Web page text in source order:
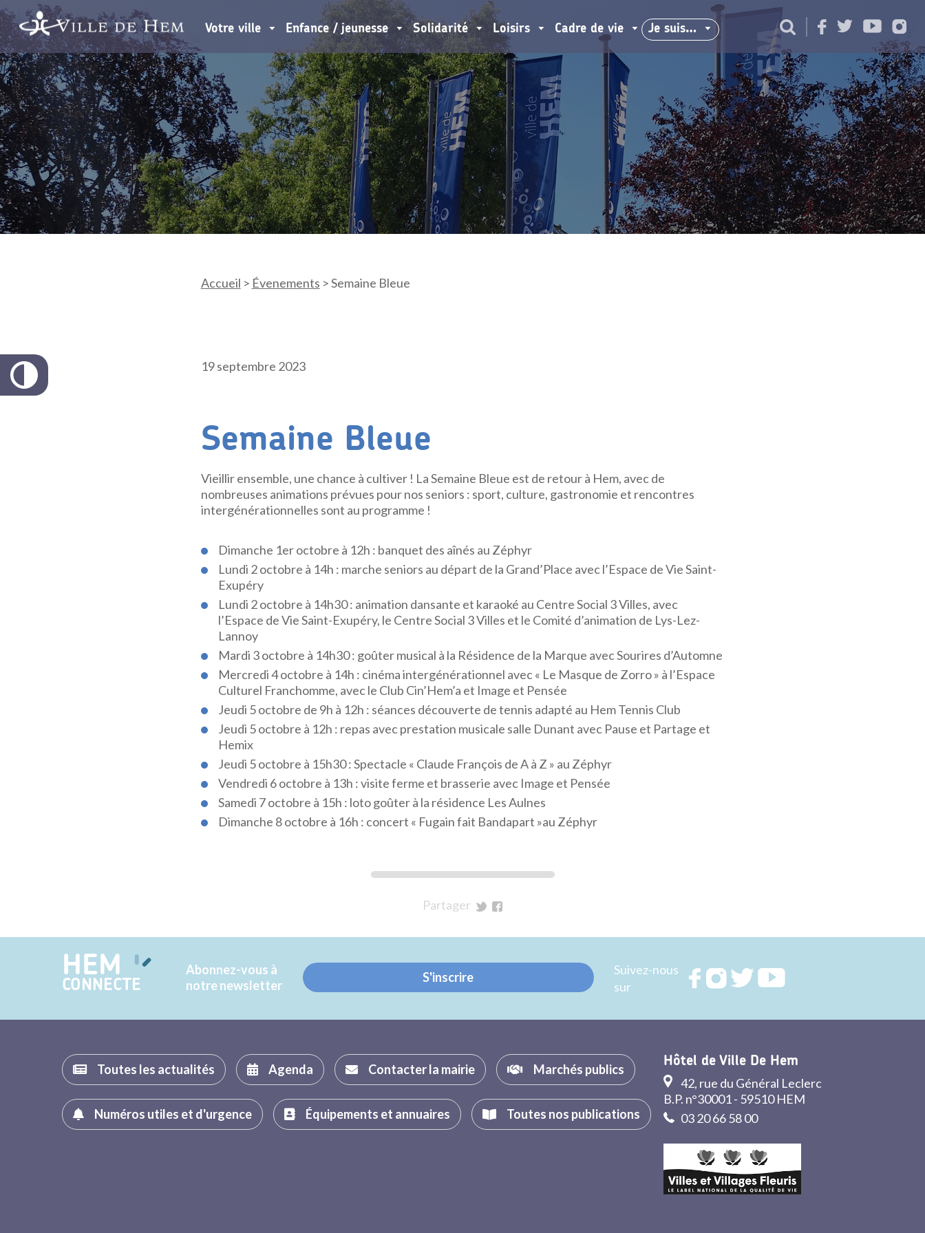
Votre ville Enfance / jeunesse Solidarité Loisirs Cadre de vie Je suis…
Accueil > Évenements >Semaine Bleue
19 septembre 2023
Semaine Bleue
Vieillir ensemble, une chance à cultiver ! La Semaine Bleue est de retour à Hem, avec de
nombreuses animations prévues pour nos seniors : sport, culture, gastronomie et rencontres
intergénérationnelles sont au programme !
Dimanche 1er octobre à 12h : banquet des aînés au Zéphyr
Lundi 2 octobre à 14h : marche seniors au départ de la Grand’Place avec l’Espace de Vie Saint-
Exupéry
Lundi 2 octobre à 14h30 : animation dansante et karaoké au Centre Social 3 Villes, avec
l’Espace de Vie Saint-Exupéry, le Centre Social 3 Villes et le Comité d’animation de Lys-Lez-
Lannoy
Mardi 3 octobre à 14h30 : goûter musical à la Résidence de la Marque avec Sourires d’Automne
Mercredi 4 octobre à 14h : cinéma intergénérationnel avec « Le Masque de Zorro » à l’Espace
Culturel Franchomme, avec le Club Cin’Hem’a et Image et Pensée
Jeudi 5 octobre de 9h à 12h : séances découverte de tennis adapté au Hem Tennis Club
Jeudi 5 octobre à 12h : repas avec prestation musicale salle Dunant avec Pause et Partage et
Hemix
Jeudi 5 octobre à 15h30 : Spectacle « Claude François de A à Z » au Zéphyr
Vendredi 6 octobre à 13h : visite ferme et brasserie avec Image et Pensée
Samedi 7 octobre à 15h : loto goûter à la résidence Les Aulnes
Dimanche 8 octobre à 16h : concert « Fugain fait Bandapart »au Zéphyr
Partager
Twitter
Facebook
HEM
CONNECTE
Abonnez-vous à
notre newsletter
S'inscrire
Suivez-nous
sur
RejoignezRejoignezRejoignez
Toutes les actualités Agenda Contacter la mairie Marchés publics
Numéros utiles et d'urgence Équipements et annuaires Toutes nos publications
Hôtel de Ville De Hem
42, rue du Général Leclerc
B.P. n°30001 - 59510 HEM
03 20 66 58 00